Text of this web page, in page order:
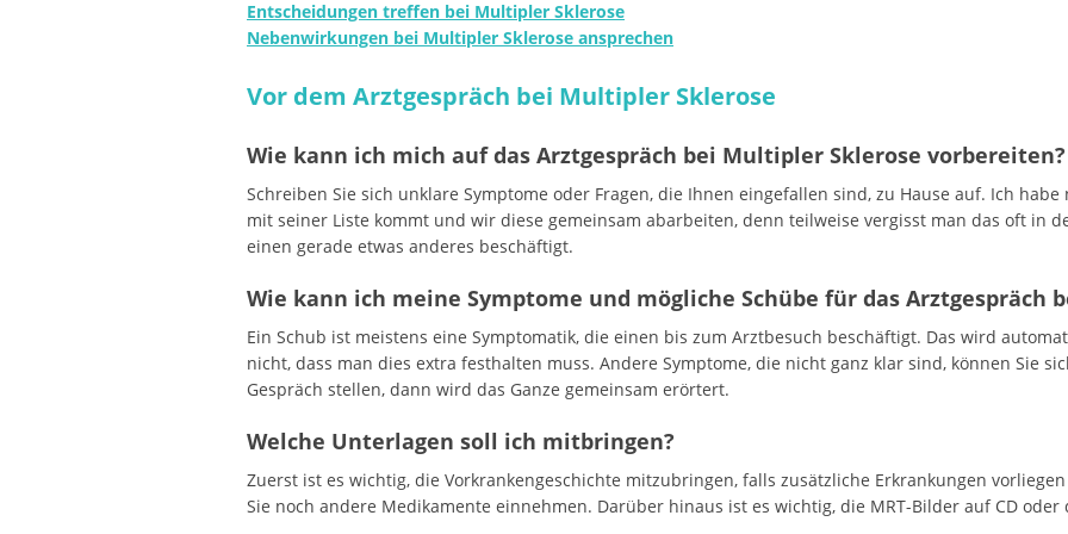
Entscheidungen treffen bei Multipler Sklerose
Nebenwirkungen bei Multipler Sklerose ansprechen
Vor dem Arztgespräch bei Multipler Sklerose
Wie kann ich mich auf das Arztgespräch bei Multipler Sklerose
Schreiben Sie sich unklare Symptome oder Fragen, die Ihnen eingefallen sind, zu Hause auf. Ich
mit seiner Liste kommt und wir diese gemeinsam abarbeiten, denn teilweise vergisst man das oft in
einen gerade etwas anderes beschäftigt.
Wie kann ich meine Symptome und mögliche Schübe für das Arztgespräch
Ein Schub ist meistens eine Symptomatik, die einen bis zum Arztbesuch beschäftigt. Das wird
nicht, dass man dies extra festhalten muss. Andere Symptome, die nicht ganz klar sind, können Sie
Gespräch stellen, dann wird das Ganze gemeinsam erörtert.
Welche Unterlagen soll ich mitbringen?
Zuerst ist es wichtig, die Vorkrankengeschichte mitzubringen, falls zusätzliche Erkrankungen
Sie noch andere Medikamente einnehmen. Darüber hinaus ist es wichtig, die MRT-Bilder auf CD